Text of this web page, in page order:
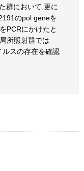
群において,更に
のpol geneを
PCRにかけたと
所照射群では
スの存在を確認